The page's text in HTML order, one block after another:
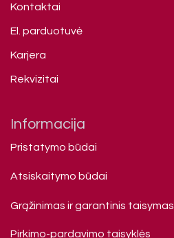
Kontaktai
El. parduotuvė
Karjera
Rekvizitai
Informacija
Pristatymo būdai
Atsiskaitymo būdai
Grąžinimas ir garantinis taisymas
Pirkimo-pardavimo taisyklės